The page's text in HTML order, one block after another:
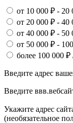
от 10 000 ₽ - 20
от 20 000 ₽ - 40
от 40 000 ₽ - 50
от 50 000 ₽ -
более 100 000 ₽
Введите адрес
Введите
Укажите адрес
(необязательное